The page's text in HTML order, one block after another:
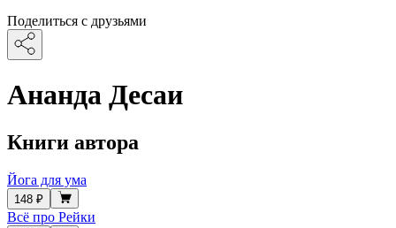
Поделиться с друзьями
Ананда Десаи
Книги автора
Йога для ума
148 ₽
Всё про Рейки